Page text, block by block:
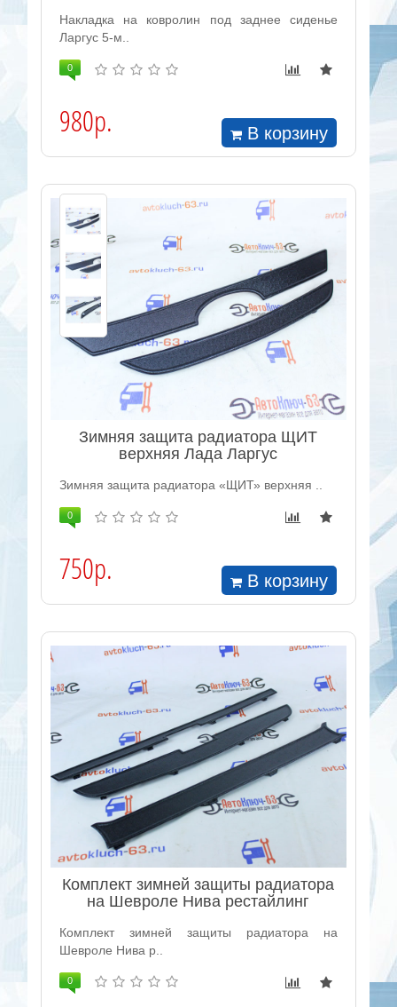
Накладка на ковролин под заднее сиденье
Ларгус 5-м..
0
980р. В корзину
Зимняя защита радиатора ЩИТ
верхняя Лада Ларгус
Зимняя защита радиатора «ЩИТ» верхняя ..
0
750р. В корзину
Комплект зимней защиты радиатора
на Шевроле Нива рестайлинг
Комплект зимней защиты радиатора на
Шевроле Нива р..
0